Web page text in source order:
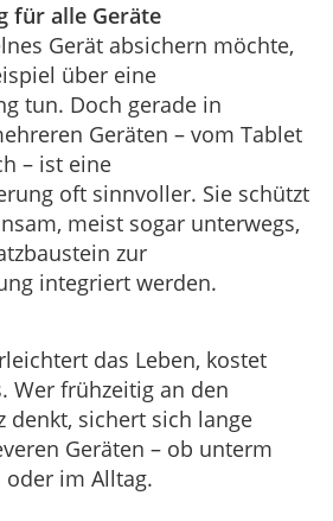
für alle Geräte
Gerät absichern möchte,
über eine
tun. Doch gerade in
Geräten – vom Tablet
– ist eine
oft sinnvoller. Sie schützt
meist sogar unterwegs,
zur
integriert werden.
das Leben, kostet
Wer frühzeitig an den
denkt, sichert sich lange
Geräten – ob unterm
im Alltag.